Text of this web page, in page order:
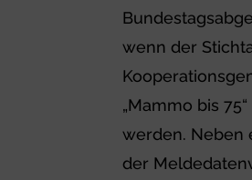
wenn der
„Mammo bis
werden. Neben
der